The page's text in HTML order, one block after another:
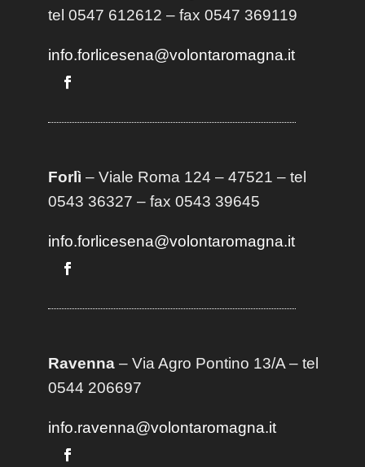
tel 0547 612612 – fax 0547 369119
info.forlicesena@volontaromagna.it
Forlì – Viale Roma 124 – 47521 – tel
0543 36327 – fax 0543 39645
info.forlicesena@volontaromagna.it
Ravenna– Via Agro Pontino 13/A– tel
0544 206697
info.ravenna@volontaromagna.it